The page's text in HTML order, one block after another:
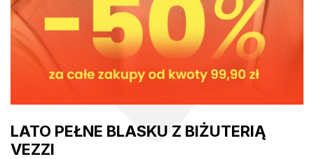
LATO PEŁNE BLASKU Z BIŻUTERIĄ
VEZZI